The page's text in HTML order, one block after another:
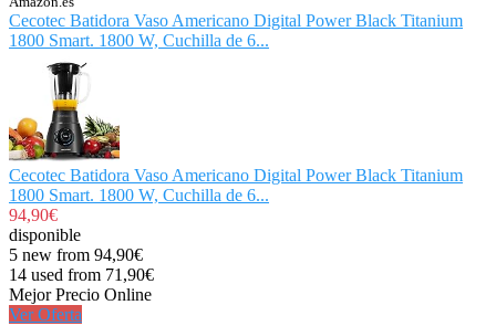
Cecotec Batidora Vaso Americano Digital Power Black Titanium
1800 Smart. 1800 W, Cuchilla de 6...
Cecotec Batidora Vaso Americano Digital Power Black Titanium
1800 Smart. 1800 W, Cuchilla de 6...
94,90€
disponible
5 new from 94,90€
14 used from 71,90€
Mejor Precio Online
Ver Oferta